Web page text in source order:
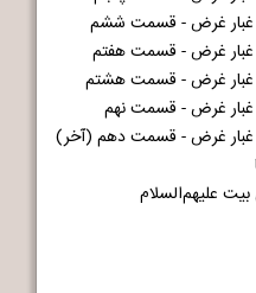
غبار غرض - قسمت ششم
غبار غرض - قسمت هفتم
غبار غرض - قسمت هشتم
غبار غرض - قسمت نهم
غبار غرض - قسمت دهم (آخر)
علیهم‌السلام